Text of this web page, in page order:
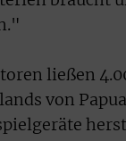
ließen
von